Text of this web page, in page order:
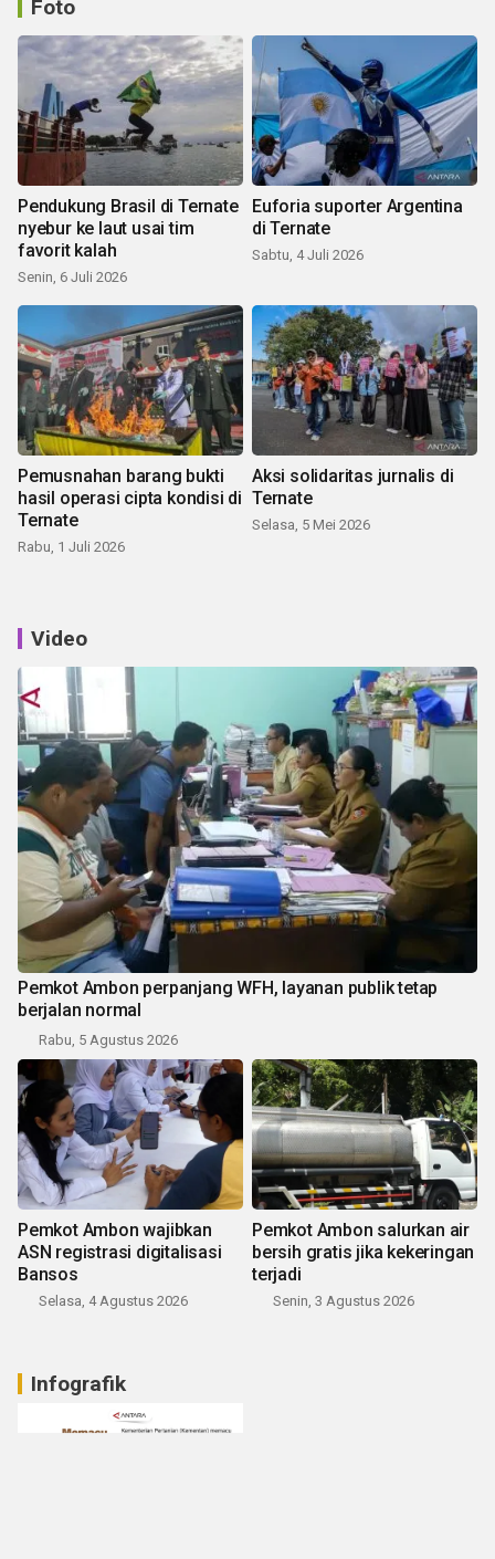
Foto
Pendukung Brasil di Ternate
nyebur ke laut usai tim
favorit kalah
Senin, 6 Juli 2026
Euforia suporter Argentina
di Ternate
Sabtu, 4 Juli 2026
Pemusnahan barang bukti
hasil operasi cipta kondisi di
Ternate
Rabu, 1 Juli 2026
Aksi solidaritas jurnalis di
Ternate
Selasa, 5 Mei 2026
Video
Pemkot Ambon perpanjang WFH, layanan publik tetap
berjalan normal
Rabu, 5 Agustus 2026
Pemkot Ambon wajibkan
ASN registrasi digitalisasi
Bansos
Selasa, 4 Agustus 2026
Pemkot Ambon salurkan air
bersih gratis jika kekeringan
terjadi
Senin, 3 Agustus 2026
Infografik